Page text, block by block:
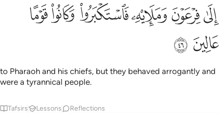
الى فرعون ومليه فاستكبروا وكانوا قوما عالين ٤٦
إِلَىٰ فِرْعَوْنَ وَمَلَإِي۟هِۦ فَٱسْتَكْبَرُوا۟ وَكَانُوا۟ قَوْمًا عَالِينَ ٤٦
ﱩﱪﱫﱬﱭﱮ
ﱯ ﱰ
to Pharaoh and his chiefs, but they behaved arrogantly and
were a tyrannical people.
Tafsirs Lessons Reflections